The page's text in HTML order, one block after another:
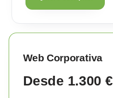
Web Corporativa
Desde 1.300 €